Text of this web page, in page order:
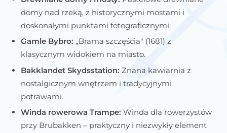
domy nad rzeką, z historycznymi mostami i
doskonałymi punktami fotograficznymi.
Gamle Bybro: „Brama szczęścia" (1681) z
klasycznym widokiem na miasto.
Bakklandet Skydsstation: Znana kawiarnia z
nostalgicznym wnętrzem i tradycyjnymi
potrawami.
Winda rowerowa Trampe: Winda dla rowerzystów
przy Brubakken – praktyczny i niezwykły element